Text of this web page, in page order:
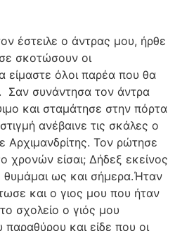
έστειλε ο άντρας μου, ήρθε
σκοτώσουν οι
είμαστε όλοι παρέα που θα
Σαν συνάντησα τον άντρα
και σταμάτησε στην πόρτα
ανέβαινε τις σκάλες ο
Αρχιμανδρίτης. Τον ρώτησε
χρονών είσαι; Δήδεξ εκείνος
θυμάμαι ως και σήμερα.Ήταν
και ο γιος μου που ήταν
σχολείο ο γιός μου
και είδε που οι